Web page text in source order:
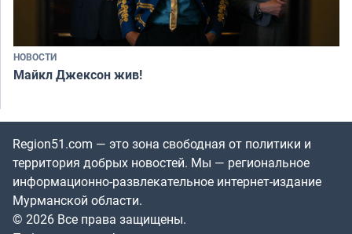
НОВОСТИ
Майкл Джексон жив!
Region51.com — это зона свободная от политики и
территория добрых новостей. Мы — региональное
информационно-развлекательное интернет-издание
Мурманской области.
© 2026 Все права защищены.